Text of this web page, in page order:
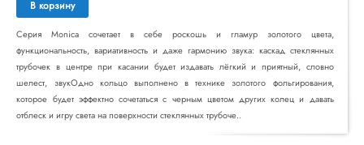
В корзину
Серия Monica сочетает в себе роскошь и гламур золотого цвета,
функциональность, вариативность и даже гармонию звука: каскад стеклянных
трубочек в центре при касании будет издавать лёгкий и приятный, словно
шелест, звукОдно кольцо выполнено в технике золотого фольгирования,
которое будет эффектно сочетаться с черным цветом других колец и давать
отблеск и игру света на поверхности стеклянных трубоче..